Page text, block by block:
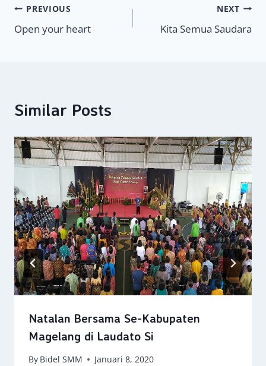
Navigasi
pos
PREVIOUS
Open your heart
NEXT
Kita Semua Saudara
Similar Posts
Natalan Bersama Se-Kabupaten
Magelang di Laudato Si
By Bidel SMM Januari 8, 2020